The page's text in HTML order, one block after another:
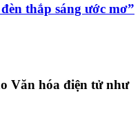
thắp sáng ước mơ”
Văn hóa điện tử như